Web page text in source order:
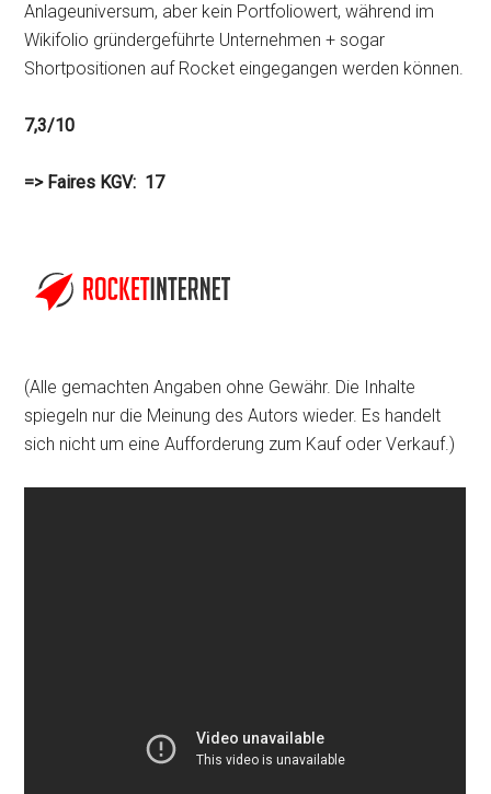
Anlageuniversum, aber kein Portfoliowert, während im
Wikifolio gründergeführte Unternehmen + sogar
Shortpositionen auf Rocket eingegangen werden können.
7,3/10
=> Faires KGV: 17
(Alle gemachten Angaben ohne Gewähr. Die Inhalte
spiegeln nur die Meinung des Autors wieder. Es handelt
sich nicht um eine Aufforderung zum Kauf oder Verkauf.)